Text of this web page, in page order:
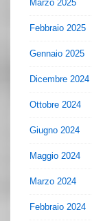
Marzo 2025
Febbraio 2025
Gennaio 2025
Dicembre 2024
Ottobre 2024
Giugno 2024
Maggio 2024
Marzo 2024
Febbraio 2024